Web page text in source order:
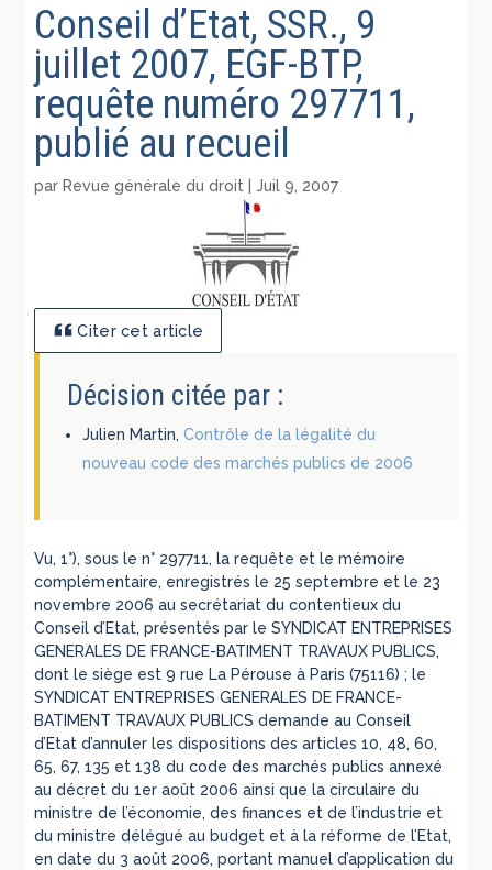
Conseil d’Etat, SSR., 9
juillet 2007, EGF-BTP,
requête numéro 297711,
publié au recueil
par Revue générale du droit |Juil 9, 2007
Citer cet article
Décision citée par :
Julien Martin,Contrôle de la légalité du
nouveau code des marchés publics de 2006
Vu, 1°), sous le n° 297711, la requête et le mémoire
complémentaire, enregistrés le 25 septembre et le 23
novembre 2006 au secrétariat du contentieux du
Conseil d’Etat, présentés par le SYNDICAT ENTREPRISES
GENERALES DE FRANCE-BATIMENT TRAVAUX PUBLICS,
dont le siège est 9 rue La Pérouse à Paris (75116) ; le
SYNDICAT ENTREPRISES GENERALES DE FRANCE-
BATIMENT TRAVAUX PUBLICS demande au Conseil
d’Etat d’annuler les dispositions des articles 10, 48, 60,
65, 67, 135 et 138 du code des marchés publics annexé
au décret du 1er août 2006 ainsi que la circulaire du
ministre de l’économie, des finances et de l’industrie et
du ministre délégué au budget et à la réforme de l’Etat,
en date du 3 août 2006, portant manuel d’application du